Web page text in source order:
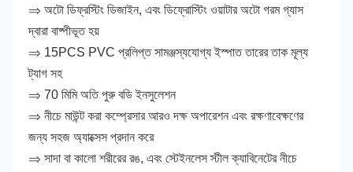
⇒ অটো ডিফ্রস্টিং ডিজাইন, এবং ডিফ্রোস্টিং ওয়াটার অটো গরম গ্যাস
দ্বারা বাষ্পীভূত হয়
⇒ 15PCS PVC প্রলিপ্ত সামঞ্জস্যযোগ্য ইস্পাত তারের তাক মূল্য
ট্যাগ সহ
⇒ 70 মিমি অতি পুরু বডি ইনসুলেশন
⇒ নীচে মাউন্ট করা কম্প্রেসার আরও দক্ষ অপারেশন এবং রক্ষণাবেক্ষণের
জন্য সহজ অ্যাক্সেস প্রদান করে
⇒ সাদা বা কালো শরীরের রঙ, এবং স্টেইনলেস স্টীল ক্যাবিনেটের নীচে